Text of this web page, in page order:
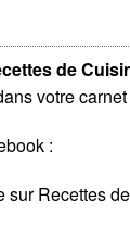
de
votre
:
sur Recettes